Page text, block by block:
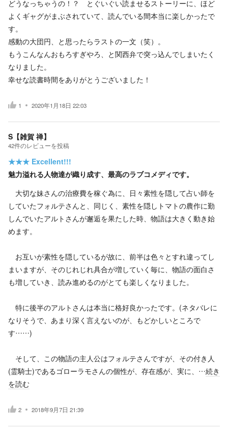
どうなっちゃうの！？ とぐいぐい読ませるストーリーに、ほど
よくギャグがまぶされていて、読んでいる間本当に楽しかったで
す。
感動の大団円、と思ったらラストの一文（笑）。
もうこんなんおもろすぎやろ、と関西弁で突っ込んでしまいたく
なりました。
幸せな読書時間をありがとうございました！
1 2020年1月18日 22:03
S【雑賀 禅】
42件のレビューを投稿
★★★ Excellent!!!
魅力溢れる人物達が織り成す、最高のラブコメディです。
大切な妹さんの治療費を稼ぐ為に、日々素性を隠して占い師を
していたフォルテさんと、同じく、素性を隠しトマトの農作に勤
しんでいたアルトさんが邂逅を果たした時、物語は大きく動き始
めます。
お互いが素性を隠しているが故に、前半は色々とすれ違ってし
まいますが、そのじれじれ具合が増していく毎に、物語の面白さ
も増していき、読み進めるのがとても楽しくなりました。
特に後半のアルトさんは本当に格好良かったです。(ネタバレに
なりそうで、あまり深く言えないのが、もどかしいところで
す……)
そして、この物語の主人公はフォルテさんですが、その付き人
(霊騎士)であるゴローラモさんの個性が、存在感が、実に、…続き
を読む
2 2018年9月7日 21:39